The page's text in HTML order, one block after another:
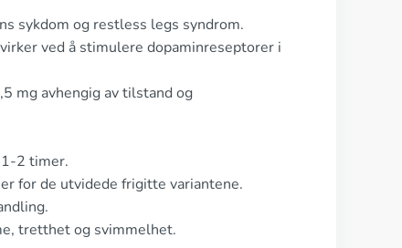
sykdom og restless legs syndrom.
ved å stimulere dopaminreseptorer i
mg avhengig av tilstand og
2 timer.
for de utvidede frigitte variantene.
tretthet og svimmelhet.